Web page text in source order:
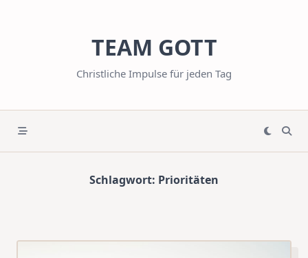
TEAM GOTT
Christliche Impulse für jeden Tag
Schlagwort: Prioritäten